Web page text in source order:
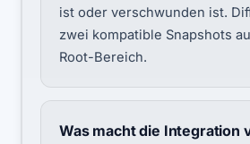
ist oder verschwunden ist.
zwei kompatible Snapshots
Root-Bereich.
Was macht die Integration